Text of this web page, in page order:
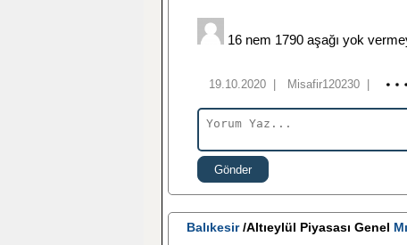
16 nem 1790 aşağı yok
19.10.2020 Misafir120230
Gönder
Balıkesir/Altıeylül Piyasası Genel